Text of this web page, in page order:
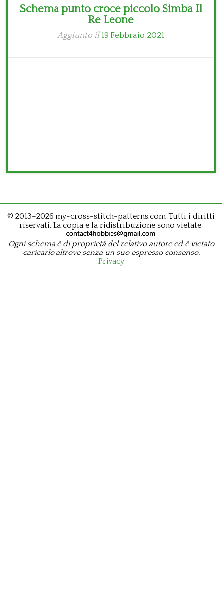
Schema punto croce piccolo Simba Il
Re Leone
Aggiunto il 19 Febbraio 2021
© 2013–2026 my-cross-stitch-patterns.com .Tutti i diritti
riservati. La copia e la ridistribuzione sono vietate.
Ogni schema è di proprietà del relativo autore ed è vietato
caricarlo altrove senza un suo espresso consenso.
Privacy